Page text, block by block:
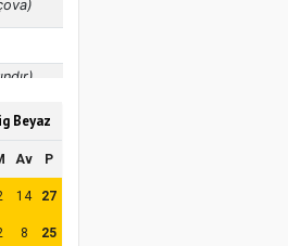
Beyaz
Av P
14 27
8 25